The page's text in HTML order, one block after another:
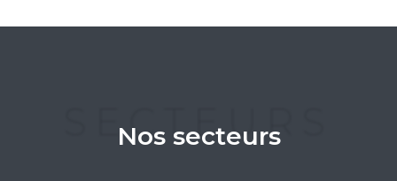
SECTEURS
Nos secteurs